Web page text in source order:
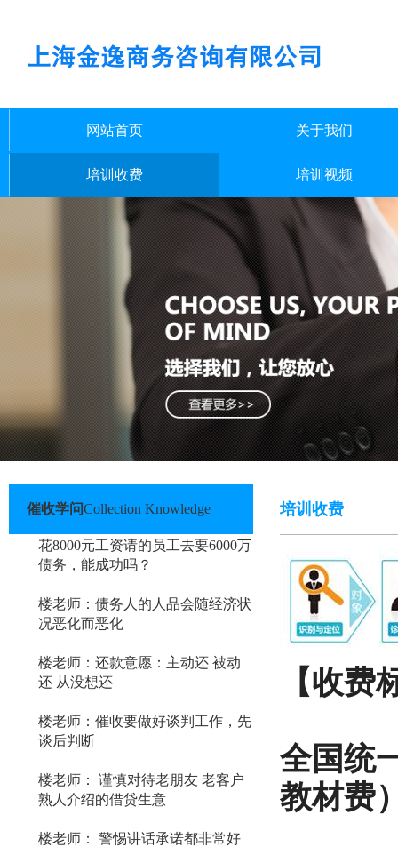
网站首页 关于我们
培训收费 培训视频
催收学问Collection Knowledge
花8000元工资请的员工去要6000万
债务，能成功吗？
楼老师：债务人的人品会随经济状
况恶化而恶化
楼老师：还款意愿：主动还 被动
还 从没想还
楼老师：催收要做好谈判工作，先
谈后判断
楼老师： 谨慎对待老朋友 老客户
熟人介绍的借贷生意
楼老师： 警惕讲话承诺都非常好
培训收费
【收费
全国统
教材费